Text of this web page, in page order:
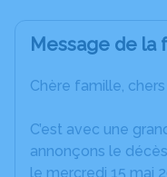
Message de la
Chère famille, chers
C’est avec une
annonçons le
le mercredi 15 mai